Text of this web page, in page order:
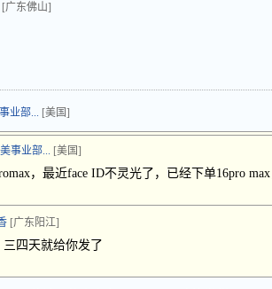
[广东佛山]
业部... [美国]
事业部... [美国]
，最近face ID不灵光了，已经下单16pro
[广东阳江]
三四天就给你发了